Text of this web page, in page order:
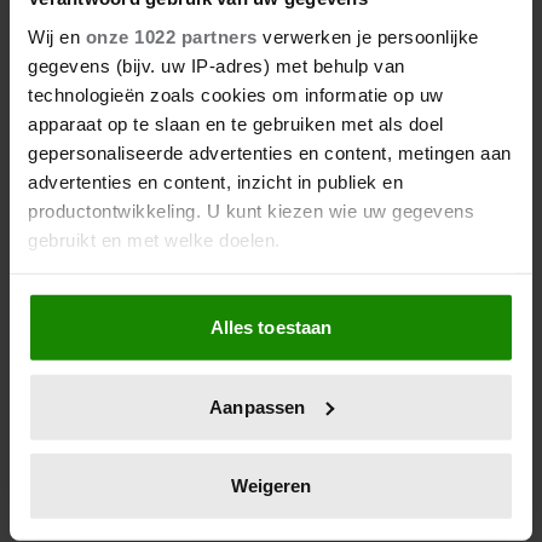
Wij en onze 1022 partners verwerken je persoonlijke
gegevens (bijv. uw IP-adres) met behulp van
technologieën zoals cookies om informatie op uw
apparaat op te slaan en te gebruiken met als doel
gepersonaliseerde advertenties en content, metingen aan
advertenties en content, inzicht in publiek en
productontwikkeling. U kunt kiezen wie uw gegevens
gebruikt en met welke doelen.
Als u het toestaat, willen we ook graag:
Informatie verzamelen over uw geografische
locatie, die tot een paar meter nauwkeurig kan zijn
scannen op specifieke eigenschappen (fingerprinting)
verwerkt en stel uw voorkeuren in het
Alles toestaan
Aanpassen
Weigeren
Wat als je stiekem verliefd op
een ander bent?
beter maken (en weinig tijd